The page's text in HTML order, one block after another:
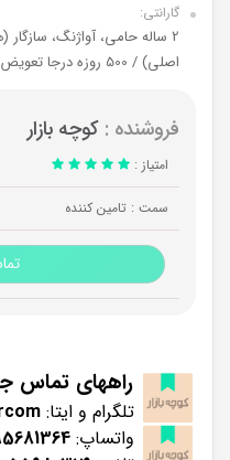
گارانتی:
اصلی) / 500 روزه درجا تعویض ایران تک (هارد اصلی)
فروشنده : کوچه بازار
امتیاز :
سمت : تامین کننده
راههای تماس
تلگرام و ایتا:
واتساپ: